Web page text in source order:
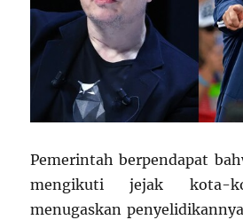
Pemerintah berpendapat
mengikuti jejak
menugaskan